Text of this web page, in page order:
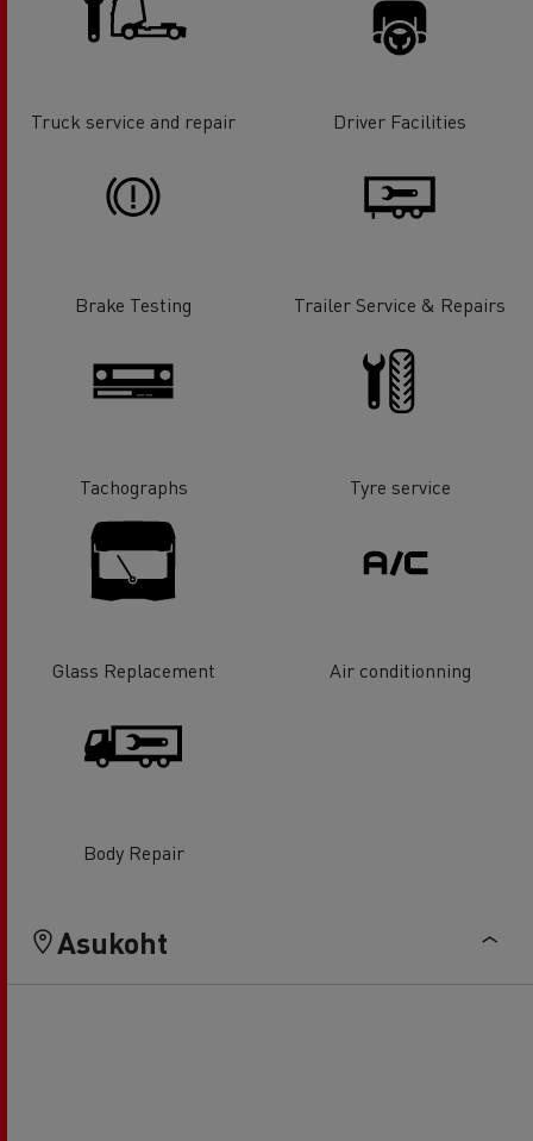
Truck service and repair Driver Facilities
Brake Testing Trailer Service & Repairs
Tachographs Tyre service
Glass Replacement Air conditionning
Body Repair
Asukoht